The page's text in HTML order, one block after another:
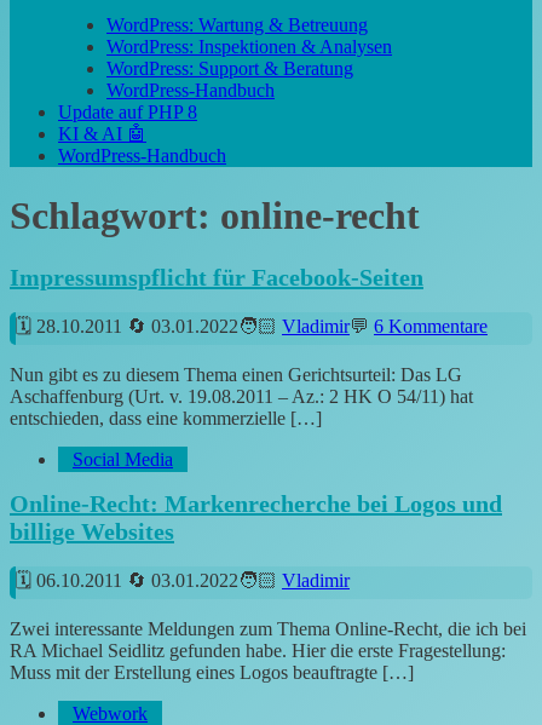
WordPress: Wartung & Betreuung
WordPress: Inspektionen & Analysen
WordPress: Support & Beratung
WordPress-Handbuch
Update auf PHP 8
KI & AI 🤖
WordPress-Handbuch
Schlagwort: online-recht
Impressumspflicht für Facebook-Seiten
28.10.2011 03.01.2022 Vladimir 6 Kommentare
Nun gibt es zu diesem Thema einen Gerichtsurteil: Das LG
Aschaffenburg (Urt. v. 19.08.2011 – Az.: 2 HK O 54/11) hat
entschieden, dass eine kommerzielle […]
Social Media
Online-Recht: Markenrecherche bei Logos und
billige Websites
06.10.2011 03.01.2022 Vladimir
Zwei interessante Meldungen zum Thema Online-Recht, die ich bei
RA Michael Seidlitz gefunden habe. Hier die erste Fragestellung:
Muss mit der Erstellung eines Logos beauftragte […]
Webwork